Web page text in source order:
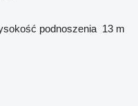
podnoszenia 13 m